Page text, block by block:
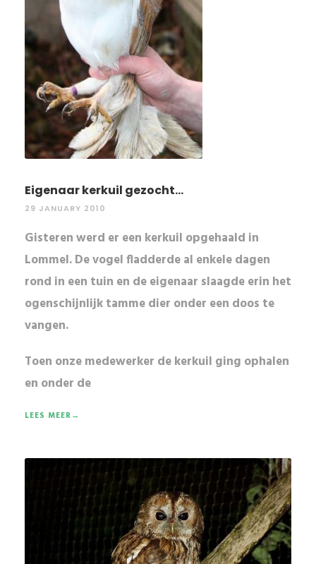
Eigenaar kerkuil gezocht...
29 JANUARY 2010
Gisteren werd er een kerkuil opgehaald in
Lommel. De vogel fladderde al enkele dagen
rond in een tuin en de eigenaar slaagde erin het
ogenschijnlijk tamme dier onder een doos te
vangen.
Toen onze medewerker dekerkuil ging ophalen
en onder de
LEES MEER→